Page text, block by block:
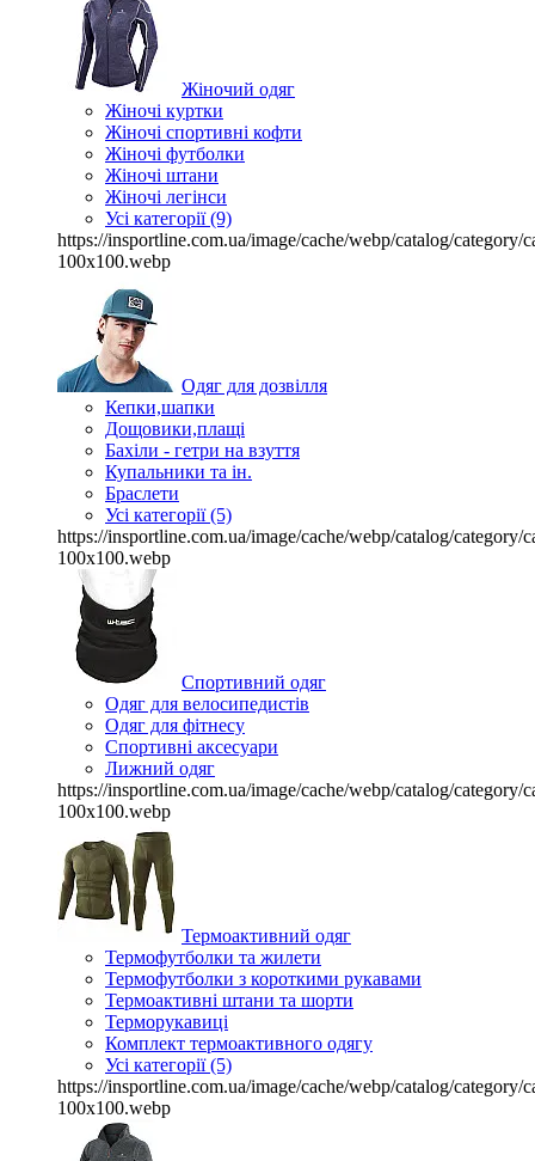
Жіночий одяг
Жіночі куртки
Жіночі спортивні кофти
Жіночі футболки
Жіночі штани
Жіночі легінси
Усі категорії (9)
https://insportline.com.ua/image/cache/webp/catalog/category/
100x100.webp
Одяг для дозвілля
Кепки,шапки
Дощовики,плащі
Бахіли - гетри на взуття
Купальники та ін.
Браслети
Усі категорії (5)
https://insportline.com.ua/image/cache/webp/catalog/category/
100x100.webp
Спортивний одяг
Одяг для велосипедистів
Одяг для фітнесу
Спортивні аксесуари
Лижний одяг
https://insportline.com.ua/image/cache/webp/catalog/category/
100x100.webp
Термоактивний одяг
Термофутболки та жилети
Термофутболки з короткими рукавами
Термоактивні штани та шорти
Терморукавиці
Комплект термоактивного одягу
Усі категорії (5)
https://insportline.com.ua/image/cache/webp/catalog/category/
100x100.webp